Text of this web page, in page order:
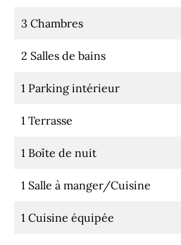
3 Chambres
2 Salles de bains
1 Parking intérieur
1 Terrasse
1 Boîte de nuit
1 Salle à manger/Cuisine
1 Cuisine équipée